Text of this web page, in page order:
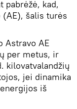
pabrėžė, kad,
šalis turės
Astravo AE
per metus, ir
kilovatvalandžių
jei dinamika
iš